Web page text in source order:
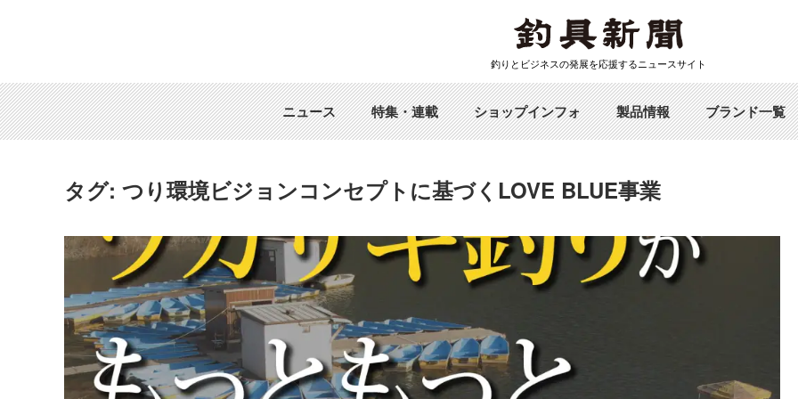
釣りとビジネスの発展を応援するニュースサイト
ニュース 特集・連載 ショップインフォ 製品情報 ブランド一覧
タグ: つり環境ビジョンコンセプトに基づくLOVE BLUE事業